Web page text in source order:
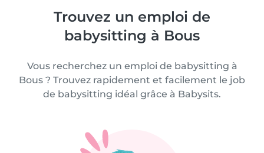
Trouvez un emploi de
babysitting à Bous
Vous recherchez un emploi de babysitting à
Bous ? Trouvez rapidement et facilement le job
de babysitting idéal grâce à Babysits.